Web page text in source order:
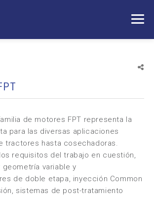
de motores FPT representa la
para las diversas aplicaciones
tractores hasta cosechadoras.
requisitos del trabajo en cuestión,
variable y
de doble etapa, inyección Common
sistemas de post-tratamiento